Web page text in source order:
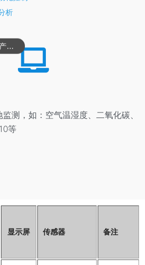
析
测，如：空气温湿度、二氧化碳、
等
显示屏 传感器 备注
可以介绍下你们的产品么？